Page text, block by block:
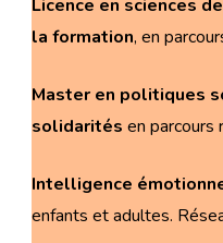
Licence en sciences
la formation, en
Master en politiques
solidarités en parcours
Intelligence
enfants et adultes.